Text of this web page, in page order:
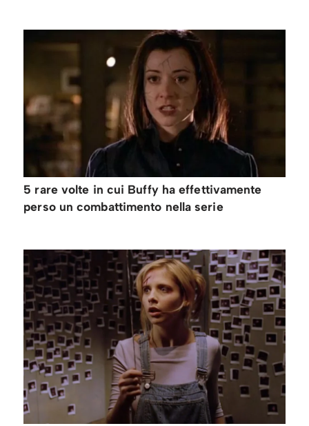
5 rare volte in cui Buffy ha effettivamente
perso un combattimento nella serie